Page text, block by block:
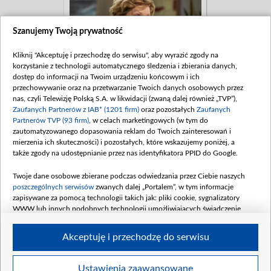
Co mam zrobić, żebyś mi
wybaczył, synku?(…)
Dłużej tak nie dam rady...
- Daj spokój, proszę... Nie
twoje sztuczki… - Ale ja
mówię prawdę! Wszystko
straciło sens, Cezary...
Wszystko. Dom,
stadnina... To miało być
nasze wspólne dzieło, a
teraz nie widzę w tym już
żadnego celu… - Mogłaś
o tym pomyśleć, zanim
zaczęłaś mnie
kontrolować!
A seniorka w finale
przeprosi nie tylko syna,
ale również Natalię. -
Byłoby mi miło, gdybyś
mi mówiła po imieniu…
Wydaje mi się, że tak
byłoby... dobrze. Tak
normalnie – nie jak do tej
pory… - Też chciałabym,
poukładały
odpowiednio…
- Ułożą się, ja się o to
postaram! To co,
Przyjedziemy. - Cudownie!
Daj znać, kiedy! I już nie
przeszkadzam... I
przepraszam cię za
Szanujemy Twoją prywatność
Kliknij "Akceptuję i przechodzę do serwisu", aby wyrazić zgody na
korzystanie z technologii automatycznego śledzenia i zbierania danych,
dostęp do informacji na Twoim urządzeniu końcowym i ich
przechowywanie oraz na przetwarzanie Twoich danych osobowych przez
nas, czyli Telewizję Polską S.A. w likwidacji (zwaną dalej również „TVP”),
Zaufanych Partnerów z IAB* (1201 firm) oraz pozostałych Zaufanych
Partnerów TVP (93 firm) , w celach marketingowych (w tym do
zautomatyzowanego dopasowania reklam do Twoich zainteresowań i
mierzenia ich skuteczności) i pozostałych, które wskazujemy poniżej, a
także zgody na udostępnianie przez nas identyfikatora PPID do Google.
Twoje dane osobowe zbierane podczas odwiedzania przez Ciebie naszych
poszczególnych serwisów zwanych dalej „Portalem”, w tym informacje
zapisywane za pomocą technologii takich jak: pliki cookie, sygnalizatory
WWW lub innych podobnych technologii umożliwiających świadczenie
Twoje dane osobowe zbierane podczas odwiedzania przez Ciebie
Ustawienia zaawansowane
Akceptuję i przechodzę do serwisu